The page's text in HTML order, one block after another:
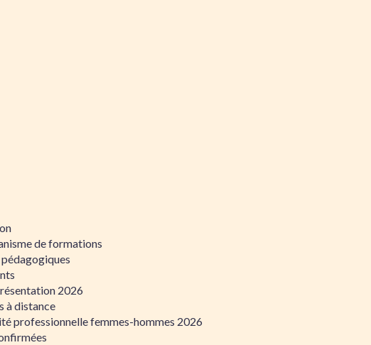
de formations
2026
à distance
professionnelle femmes-hommes 2026